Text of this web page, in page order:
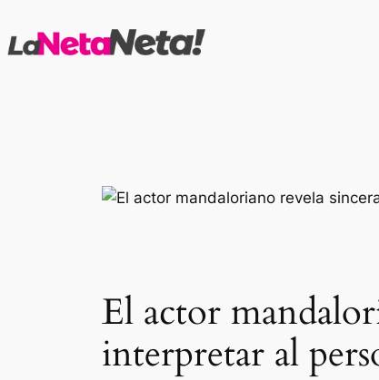
al
El actor
interpretar al